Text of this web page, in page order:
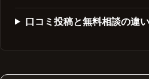
口コミ投稿と無料相談の違